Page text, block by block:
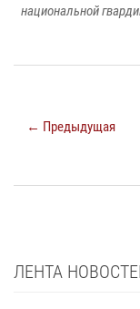
национальной
← Предыдущая
ЛЕНТА